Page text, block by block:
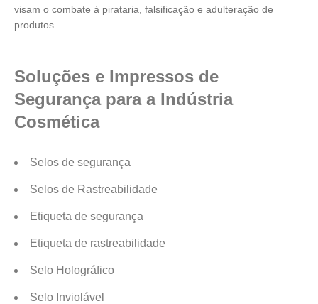
visam o combate à pirataria, falsificação e adulteração de
produtos.
Soluções e Impressos de
Segurança para a Indústria
Cosmética
Selos de segurança
Selos de Rastreabilidade
Etiqueta de segurança
Etiqueta de rastreabilidade
Selo Holográfico
Selo Inviolável